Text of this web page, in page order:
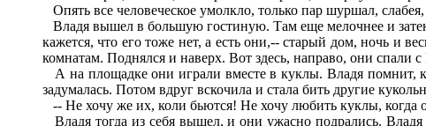
Опять все человеческое умолкло, только пар шуршал,
Владя вышел в большую гостиную. Там еще мелочнее и
кажется, что его тоже нет, а есть они,-- старый дом, ночь и
комнатам. Поднялся и наверх. Вот здесь, направо, они спали
А на площадке они играли вместе в куклы. Владя помнит,
задумалась. Потом вдруг вскочила и стала бить другие
-- Не хочу же их, коли бьются! Не хочу любить куклы, когда
Владя тогда из себя вышел, и они ужасно подрались. Владя